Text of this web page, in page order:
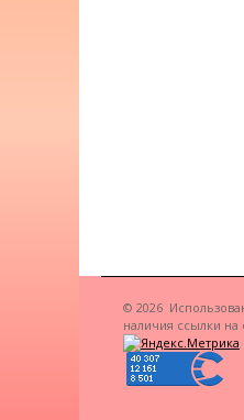
© 2026
наличия ссылки на